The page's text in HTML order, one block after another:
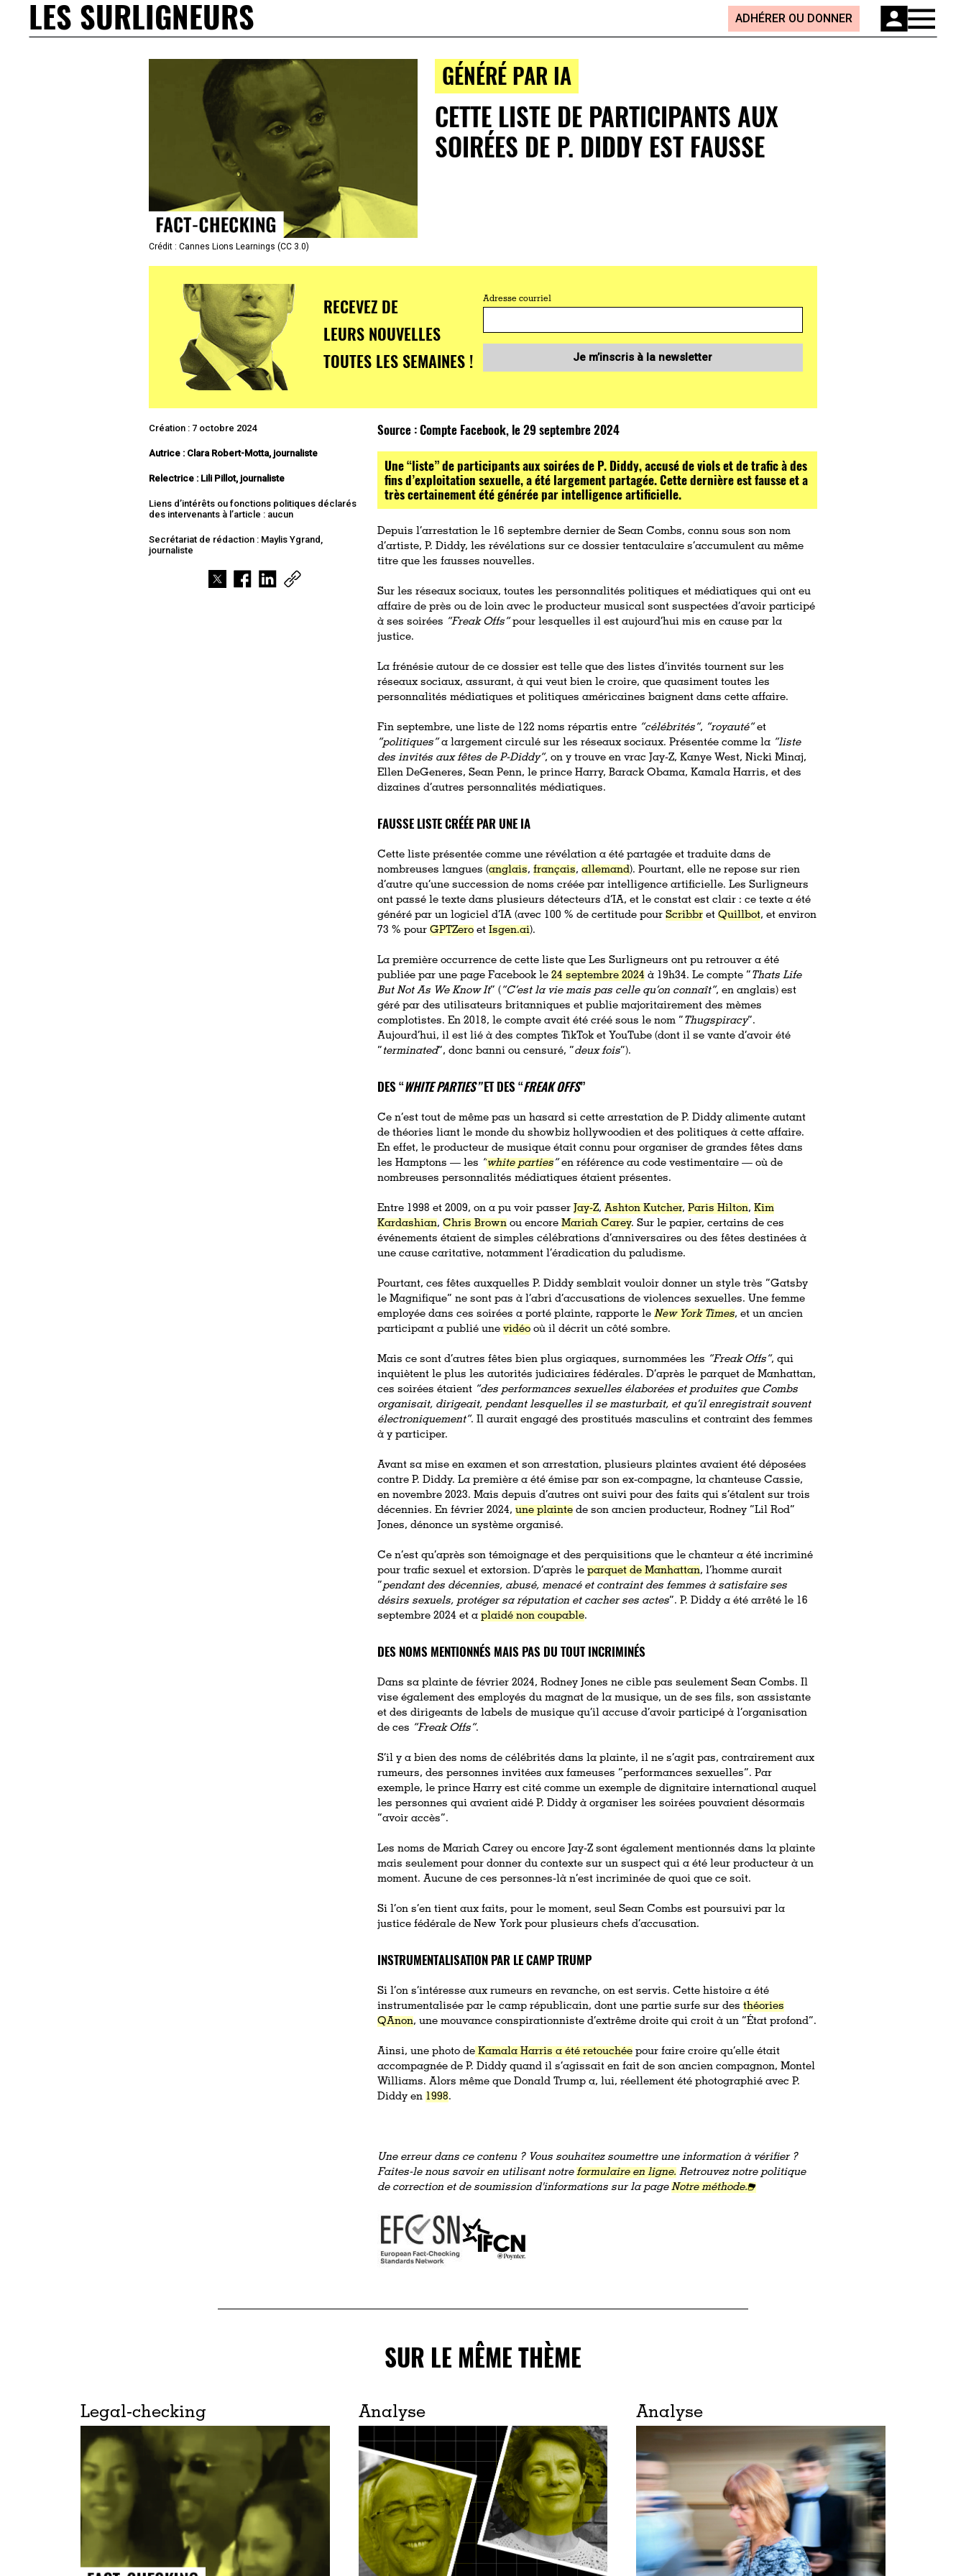
LES SURLIGNEURS ADHÉRER OU DONNER
Crédit : Cannes Lions Learnings (CC 3.0)
GÉNÉRÉ PAR IA
CETTE LISTE DE PARTICIPANTS AUX
SOIRÉES DE P. DIDDY EST FAUSSE
RECEVEZ DE
LEURS NOUVELLES
TOUTES LES SEMAINES !
Adresse courriel
Je m’inscris à la newsletter
Création : 7 octobre 2024
Autrice : Clara Robert-Motta, journaliste
Relectrice : Lili Pillot, journaliste
Liens d’intérêts ou fonctions politiques déclarés
des intervenants à l’article : aucun
Secrétariat de rédaction : Maylis Ygrand,
journaliste
Source :Compte Facebook, le 29 septembre 2024
Une “liste” de participants aux soirées de P. Diddy, accusé de viols et de trafic à des
fins d’exploitation sexuelle, a été largement partagée. Cette dernière est fausse et a
très certainement été générée par intelligence artificielle.
Depuis l’arrestation le 16 septembre dernier de Sean Combs, connu sous son nom
d’artiste, P. Diddy, les révélations sur ce dossier tentaculaire s’accumulent au même
titre que les fausses nouvelles.
Sur les réseaux sociaux, toutes les personnalités politiques et médiatiques qui ont eu
affaire de près ou de loin avec le producteur musical sont suspectées d’avoir participé
à ses soirées “Freak Offs”pour lesquelles il est aujourd’hui mis en cause par la
justice.
La frénésie autour de ce dossier est telle que des listes d’invités tournent sur les
réseaux sociaux, assurant, à qui veut bien le croire, que quasiment toutes les
personnalités médiatiques et politiques américaines baignent dans cette affaire.
Fin septembre, une liste de 122 noms répartis entre “célébrités”, “royauté”et
“politiques”a largement circulé sur les réseaux sociaux. Présentée comme la “liste
des invités aux fêtes de P-Diddy”, on y trouve en vrac Jay-Z, Kanye West, Nicki Minaj,
Ellen DeGeneres, Sean Penn, le prince Harry, Barack Obama, Kamala Harris, et des
dizaines d’autres personnalités médiatiques.
FAUSSE LISTE CRÉÉE PAR UNE IA
Cette liste présentée comme une révélation a été partagée et traduite dans de
nombreuses langues (anglais,français,allemand). Pourtant, elle ne repose sur rien
d’autre qu’une succession de noms créée par intelligence artificielle. Les Surligneurs
ont passé le texte dans plusieurs détecteurs d’IA, et le constat est clair : ce texte a été
généré par un logiciel d’IA (avec 100 % de certitude pourScribbr etQuillbot, et environ
73 % pourGPTZero etIsgen.ai).
La première occurrence de cette liste que Les Surligneurs ont pu retrouver a été
publiée par une page Facebook le24 septembre 2024 à 19h34. Le compte “ Thats Life
But Not As We Know It” ( “C’est la vie mais pas celle qu’on connaît”, en anglais) est
géré par des utilisateurs britanniques et publie majoritairement des mèmes
complotistes. En 2018, le compte avait été créé sous le nom “ Thugspiracy”.
Aujourd’hui, il est lié à des comptes TikTok et YouTube (dont il se vante d’avoir été
“ terminated”, donc banni ou censuré, “deux fois”).
DES “WHITE PARTIES”ET DES “FREAK OFFS”
Ce n’est tout de même pas un hasard si cette arrestation de P. Diddy alimente autant
de théories liant le monde du showbiz hollywoodien et des politiques à cette affaire.
En effet, le producteur de musique était connu pour organiser de grandes fêtes dans
les Hamptons — les “white parties ”en référence au code vestimentaire — où de
nombreuses personnalités médiatiques étaient présentes.
Entre 1998 et 2009, on a pu voir passer Jay-Z,Ashton Kutcher,Paris Hilton,Kim
Kardashian,Chris Brown ou encoreMariah Carey. Sur le papier, certains de ces
événements étaient de simples célébrations d’anniversaires ou des fêtes destinées à
une cause caritative, notamment l’éradication du paludisme.
Pourtant, ces fêtes auxquelles P. Diddy semblait vouloir donner un style très “Gatsby
le Magnifique” ne sont pas à l’abri d’accusations de violences sexuelles. Une femme
employée dans ces soirées a porté plainte, rapporte le New York Times, et un ancien
participant a publié unevidéo où il décrit un côté sombre.
Mais ce sont d’autres fêtes bien plus orgiaques, surnommées les “Freak Offs”, qui
inquiètent le plus les autorités judiciaires fédérales. D’après le parquet de Manhattan,
ces soirées étaient “des performances sexuelles élaborées et produites que Combs
organisait, dirigeait, pendant lesquelles il se masturbait, et qu’il enregistrait souvent
électroniquement”. Il aurait engagé des prostitués masculins et contraint des femmes
à y participer.
Avant sa mise en examen et son arrestation, plusieurs plaintes avaient été déposées
contre P. Diddy. La première a été émise par son ex-compagne, la chanteuse Cassie,
en novembre 2023. Mais depuis d’autres ont suivi pour des faits qui s’étalent sur trois
décennies. En février 2024,une plainte de son ancien producteur, Rodney “Lil Rod”
Jones, dénonce un système organisé.
Ce n’est qu’après son témoignage et des perquisitions que le chanteur a été incriminé
pour trafic sexuel et extorsion. D’après leparquet de Manhattan, l’homme aurait
“pendant des décennies, abusé, menacé et contraint des femmes à satisfaire ses
désirs sexuels, protéger sa réputation et cacher ses actes”. P. Diddy a été arrêté le 16
septembre 2024 et aplaidé non coupable.
DES NOMS MENTIONNÉS MAIS PAS DU TOUT INCRIMINÉS
Dans sa plainte de février 2024, Rodney Jones ne cible pas seulement Sean Combs. Il
vise également des employés du magnat de la musique, un de ses fils, son assistante
et des dirigeants de labels de musique qu’il accuse d’avoir participé à l’organisation
de ces “Freak Offs”.
S’il y a bien des noms de célébrités dans la plainte, il ne s’agit pas, contrairement aux
rumeurs, des personnes invitées aux fameuses “performances sexuelles”. Par
exemple, le prince Harry est cité comme un exemple de dignitaire international auquel
les personnes qui avaient aidé P. Diddy à organiser les soirées pouvaient désormais
“avoir accès”.
Les noms de Mariah Carey ou encore Jay-Z sont également mentionnés dans la plainte
mais seulement pour donner du contexte sur un suspect qui a été leur producteur à un
moment. Aucune de ces personnes-là n’est incriminée de quoi que ce soit.
Si l’on s’en tient aux faits, pour le moment, seul Sean Combs est poursuivi par la
justice fédérale de New York pour plusieurs chefs d’accusation.
INSTRUMENTALISATION PAR LE CAMP TRUMP
Si l’on s’intéresse aux rumeurs en revanche, on est servis. Cette histoire a été
instrumentalisée par le camp républicain, dont une partie surfe sur desthéories
QAnon, une mouvance conspirationniste d’extrême droite qui croit à un “État profond”.
Ainsi, une photo de Kamala Harris a été retouchée pour faire croire qu’elle était
accompagnée de P. Diddy quand il s’agissait en fait de son ancien compagnon, Montel
Williams. Alors même que Donald Trump a, lui, réellement été photographié avec P.
Diddy en 1998.
Une erreur dans ce contenu ? Vous souhaitez soumettre une information à vérifier ?
Faites-le nous savoir en utilisant notreformulaire en ligne. Retrouvez notre politique
de correction et de soumission d'informations sur la pageNotre méthode.
SUR LE MÊME THÈME
Legal-checking Analyse Analyse